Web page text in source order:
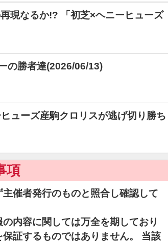
現なるか!? 「初芝×ヘニーヒューズ
の勝者達(2026/06/13)
ューズ産駒クロリスが逃げ切り勝ち
項
催者発行のものと照合し確認して
内容に関しては万全を期しており
証するものではありません。 当該